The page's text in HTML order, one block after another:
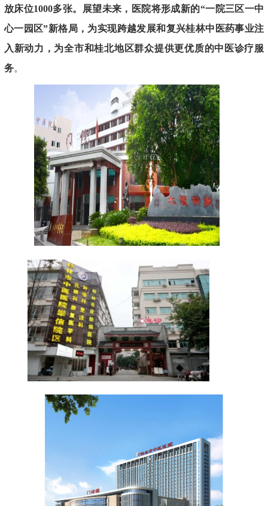
放床位1000多张。展望未来，医院将形成新的“一院三区一中
心一园区”新格局，为实现跨越发展和复兴桂林中医药事业注
入新动力，为全市和桂北地区群众提供更优质的中医诊疗服
务。